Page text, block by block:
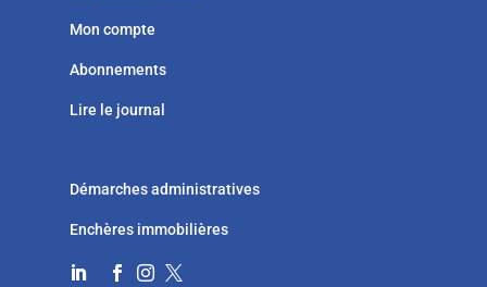
Mon compte
Abonnements
Lire le journal
Démarches administratives
Enchères immobilières
   